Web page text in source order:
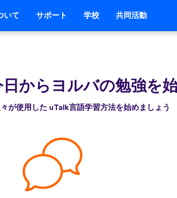
いて サポート 学校 共同活動
日からヨルバの勉強を
が使用した uTalk言語学習方法を始めましょう